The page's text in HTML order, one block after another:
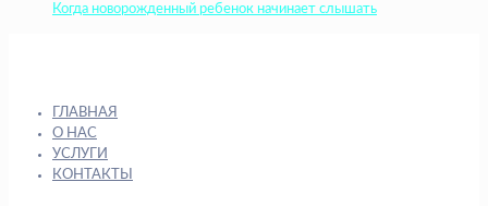
Когда новорожденный ребенок начинает слышать
ГЛАВНАЯ
О НАС
УСЛУГИ
КОНТАКТЫ